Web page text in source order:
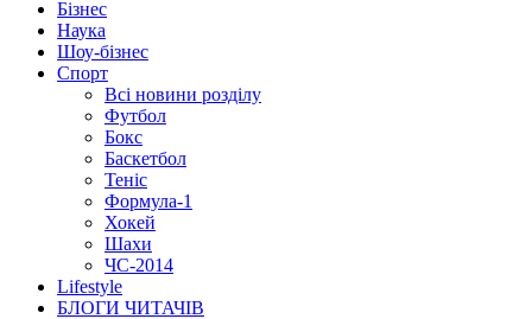
Бізнес
Наука
Шоу-бізнес
Спорт
Всі новини розділу
Футбол
Бокс
Баскетбол
Теніс
Формула-1
Хокей
Шахи
ЧС-2014
Lifestyle
БЛОГИ ЧИТАЧІВ